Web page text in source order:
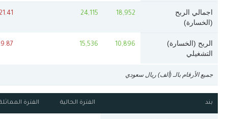
اجمالي الربح
(الخسارة)
18,952
24,115
الربح (الخسارة)
التشغيلي
10,896
15,536
جميع الأرقام بالـ (ألف) ريال سعودي
بند الفترة الحالية الفترة